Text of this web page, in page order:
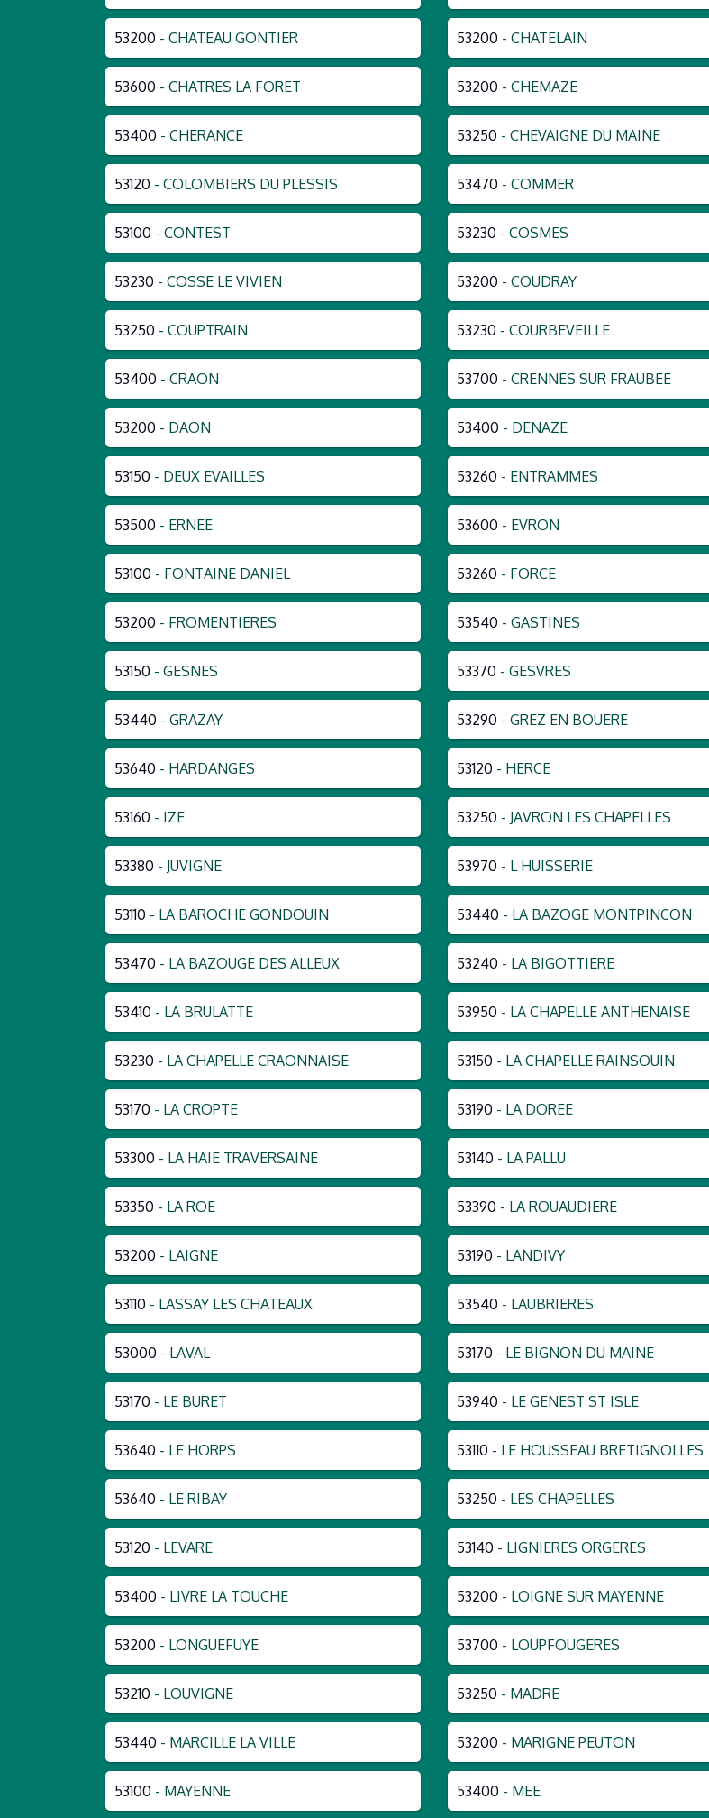
53200 - CHATEAU GONTIER 53200 - CHATELAIN
53600 - CHATRES LA FORET 53200 - CHEMAZE
53400 - CHERANCE 53250 - CHEVAIGNE DU MAINE
53120 - COLOMBIERS DU PLESSIS 53470 - COMMER
53100 - CONTEST 53230 - COSMES
53230 - COSSE LE VIVIEN 53200 - COUDRAY
53250 - COUPTRAIN 53230 - COURBEVEILLE
53400 - CRAON 53700 - CRENNES SUR FRAUBEE
53200 - DAON 53400 - DENAZE
53150 - DEUX EVAILLES 53260 - ENTRAMMES
53500 - ERNEE 53600 - EVRON
53100 - FONTAINE DANIEL 53260 - FORCE
53200 - FROMENTIERES 53540 - GASTINES
53150 - GESNES 53370 - GESVRES
53440 - GRAZAY 53290 - GREZ EN BOUERE
53640 - HARDANGES 53120 - HERCE
53160 - IZE 53250 - JAVRON LES CHAPELLES
53380 - JUVIGNE 53970 - L HUISSERIE
53110 - LA BAROCHE GONDOUIN 53440 - LA BAZOGE MONTPINCON
53470 - LA BAZOUGE DES ALLEUX 53240 - LA BIGOTTIERE
53410 - LA BRULATTE 53950 - LA CHAPELLE ANTHENAISE
53230 - LA CHAPELLE CRAONNAISE 53150 - LA CHAPELLE RAINSOUIN
53170 - LA CROPTE 53190 - LA DOREE
53300 - LA HAIE TRAVERSAINE 53140 - LA PALLU
53350 - LA ROE 53390 - LA ROUAUDIERE
53200 - LAIGNE 53190 - LANDIVY
53110 - LASSAY LES CHATEAUX 53540 - LAUBRIERES
53000 - LAVAL 53170 - LE BIGNON DU MAINE
53170 - LE BURET 53940 - LE GENEST ST ISLE
53640 - LE HORPS 53110 - LE HOUSSEAU BRETIGNOLLES
53640 - LE RIBAY 53250 - LES CHAPELLES
53120 - LEVARE 53140 - LIGNIERES ORGERES
53400 - LIVRE LA TOUCHE 53200 - LOIGNE SUR MAYENNE
53200 - LONGUEFUYE 53700 - LOUPFOUGERES
53210 - LOUVIGNE 53250 - MADRE
53440 - MARCILLE LA VILLE 53200 - MARIGNE PEUTON
53100 - MAYENNE 53400 - MEE